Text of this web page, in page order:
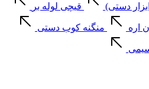
دستی) قیچی لوله بر
اره منگنه کوب دستی